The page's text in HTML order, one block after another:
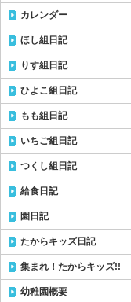
カレンダー
ほし組日記
りす組日記
ひよこ組日記
もも組日記
いちご組日記
つくし組日記
給食日記
園日記
たからキッズ日記
集まれ！たからキッズ!!
幼稚園概要